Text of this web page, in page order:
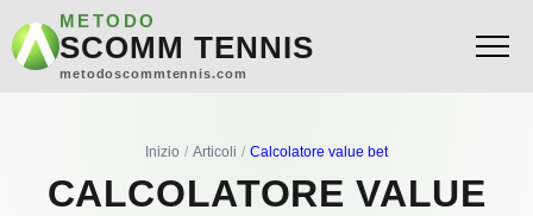
METODO
SCOMM TENNIS
metodoscommtennis.com
Inizio Articoli Calcolatore value bet
CALCOLATORE VALUE